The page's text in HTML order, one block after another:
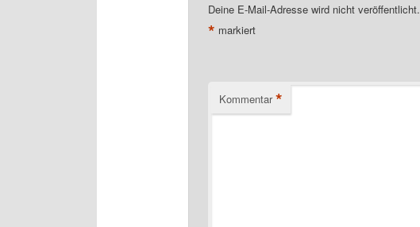
Deine E-Mail-Adresse wird nicht veröffentlicht.
* markiert
Kommentar *